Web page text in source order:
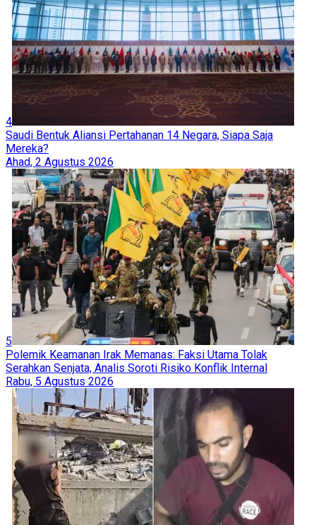
4
Saudi Bentuk Aliansi Pertahanan 14 Negara, Siapa Saja
Mereka?
Ahad, 2 Agustus 2026
5
Polemik Keamanan Irak Memanas: Faksi Utama Tolak
Serahkan Senjata, Analis Soroti Risiko Konflik Internal
Rabu, 5 Agustus 2026